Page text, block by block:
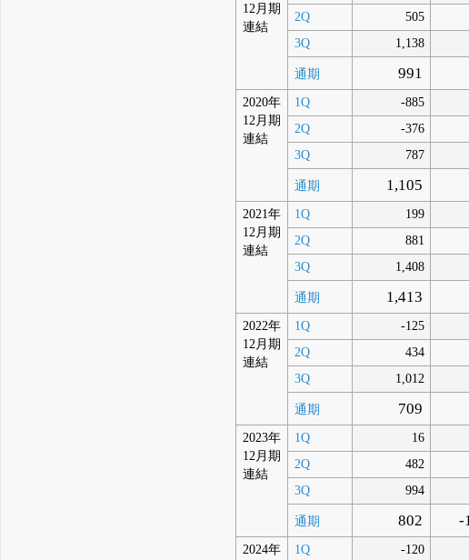
12月期
連結
2Q
505
3Q
1,138
通期 991
2020年
12月期
連結
1Q -885
2Q
-376
3Q
787
通期 1,105
2021年
12月期
連結
1Q 199
2Q
881
3Q
1,408
通期 1,413
2022年
12月期
連結
1Q -125
2Q
434
3Q
1,012
通期 709
2023年
12月期
連結
1Q 16
2Q
482
3Q
994
通期 802 -
2024年
1Q -120